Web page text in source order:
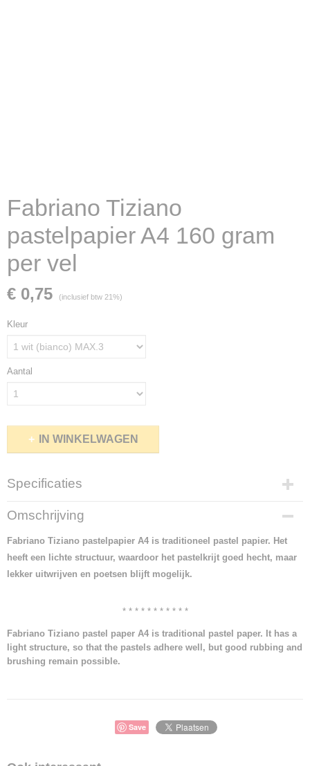
Fabriano Tiziano
pastelpapier A4 160 gram
per vel
€ 0,75 (inclusief btw 21%)
Kleur
Aantal
IN WINKELWAGEN
Specificaties
Productcode
4511-13488
Netto gewicht
0,08 Kg
Bruto gewicht
Omschrijving
Fabriano Tiziano pastelpapier A4 is traditioneel pastel papier. Het
heeft een lichte structuur, waardoor het pastelkrijt goed hecht, maar
lekker uitwrijven en poetsen blijft mogelijk.
* * * * * * * * * * *
Fabriano Tiziano pastel paper A4 is traditional pastel paper. It has a
light structure, so that the pastels adhere well, but good rubbing and
brushing remain possible.
Save